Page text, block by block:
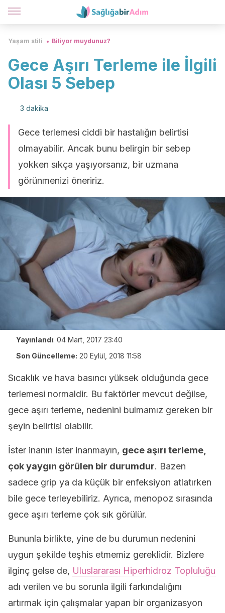
Yaşam stili Biliyor muydunuz?
Gece Aşırı Terleme ile İlgili
Olası 5 Sebep
3 dakika
Gece terlemesi ciddi bir hastalığın belirtisi
olmayabilir. Ancak bunu belirgin bir sebep
yokken sıkça yaşıyorsanız, bir uzmana
görünmenizi öneririz.
Yayınlandı: 04 Mart, 2017 23:40
Son Güncelleme: 20 Eylül, 2018 11:58
Sıcaklık ve hava basıncı yüksek olduğunda gece
terlemesi normaldir. Bu faktörler mevcut değilse,
gece aşırı terleme, nedenini bulmamız gereken bir
şeyin belirtisi olabilir.
İster inanın ister inanmayın, gece aşırı terleme,
çok yaygın görülen bir durumdur. Bazen
sadece grip ya da küçük bir enfeksiyon atlatırken
bile gece terleyebiliriz. Ayrıca, menopoz sırasında
gece aşırı terleme çok sık görülür.
Bununla birlikte, yine de bu durumun nedenini
uygun şekilde teşhis etmemiz gereklidir. Bizlere
ilginç gelse de, Uluslararası Hiperhidroz Topluluğu
adı verilen ve bu sorunla ilgili farkındalığını
artırmak için çalışmalar yapan bir organizasyon